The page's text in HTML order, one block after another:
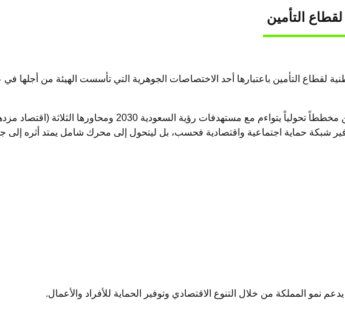
التأمين
وتشكل الاستراتيجية الوطنية لقطاع التأمين مخططاً
شبكة حماية اجتماعية واقتصادية فحسب، بل ليتحول إلى محرك شامل يمتد أثره إلى